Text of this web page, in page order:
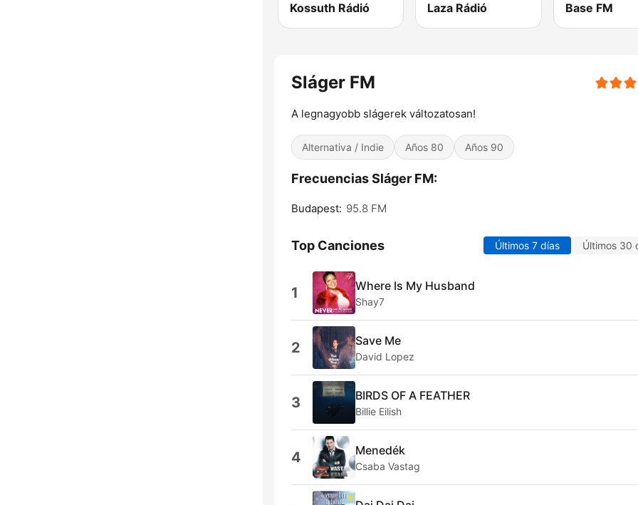
Kossuth Rádió Laza Rádió Base FM
Sláger FM
A legnagyobb slágerek változatosan!
Alternativa / Indie Años 80 Años 90
Frecuencias Sláger FM:
Budapest: 95.8 FM
Top Canciones Últimos 7 días Últimos 30
1 Where Is My Husband
Shay7
2 Save Me
David Lopez
3 BIRDS OF A FEATHER
Billie Eilish
4 Menedék
Csaba Vastag